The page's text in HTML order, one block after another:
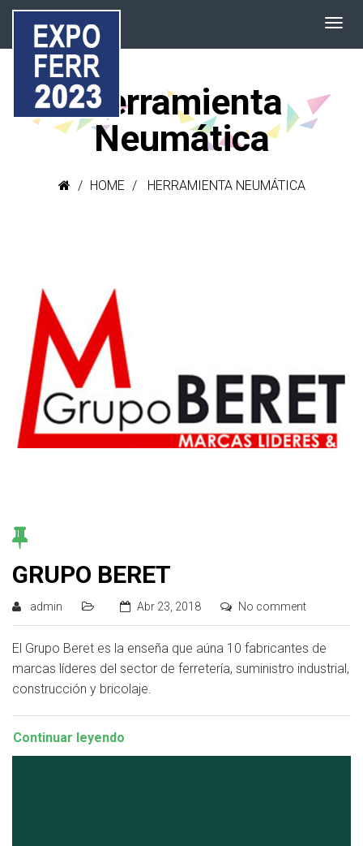
Herramienta
Neumática
HOME HERRAMIENTA NEUMÁTICA
GRUPO BERET
admin Abr 23, 2018 No comment
El Grupo Beret es la enseña que aúna 10 fabricantes de
marcas líderes del sector de ferretería, suministro industrial,
construcción y bricolaje.
Continuar leyendo